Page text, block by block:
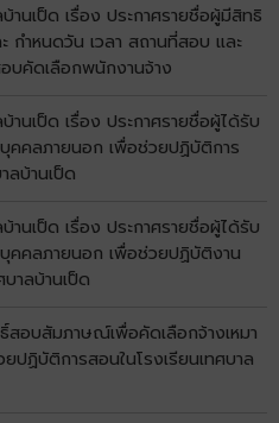
านเป็ด เรื่อง ประกาศรายชื่อผู้มีสิทธิ
กำหนดวัน เวลา สถานที่สอบ และ
อบคัดเลือกพนักงานจ้าง
านเป็ด เรื่อง ประกาศรายชื่อผู้ได้รับ
บุคคลภายนอก เพื่อช่วยปฏิบัติการ
ลบ้านเป็ด
านเป็ด เรื่อง ประกาศรายชื่อผู้ได้รับ
บุคคลภายนอก เพื่อช่วยปฏิบัติงาน
บาลบ้านเป็ด
สอบสัมภาษณ์เพื่อคัดเลือกจ้างเหมา
ปฏิบัติการสอนในโรงเรียนเทศบาล